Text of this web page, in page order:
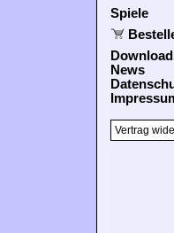
Spiele
News
Vertrag